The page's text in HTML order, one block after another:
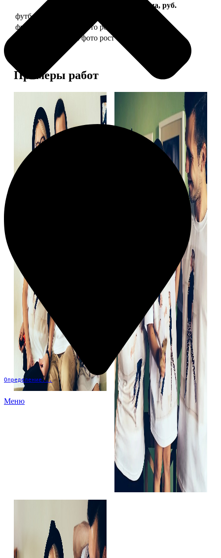
Определение...
Меню
Цена, руб.
футболка детская с фото рост 118 см
футболка детская с фото рост 128 см
футболка детская с фото рост 134 см
Примеры работ